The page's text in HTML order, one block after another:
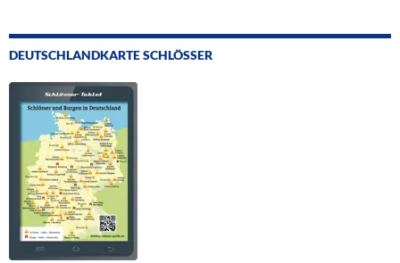
DEUTSCHLANDKARTE SCHLÖSSER